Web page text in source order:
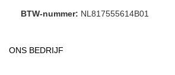
BTW-nummer: NL817555614B01
ONS BEDRIJF